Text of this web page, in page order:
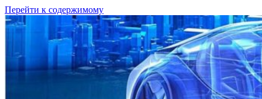
Перейти к содержимому